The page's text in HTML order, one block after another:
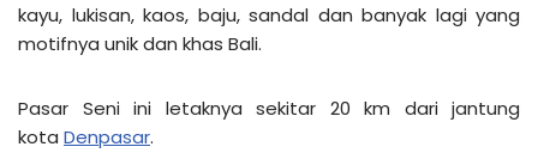
kayu, lukisan, kaos, baju, sandal dan banyak lagi yang
motifnya unik dan khas Bali.
Pasar Seni ini letaknya sekitar 20 km dari jantung
kota Denpasar.